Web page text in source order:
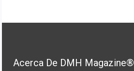
Acerca De DMH Magazine®